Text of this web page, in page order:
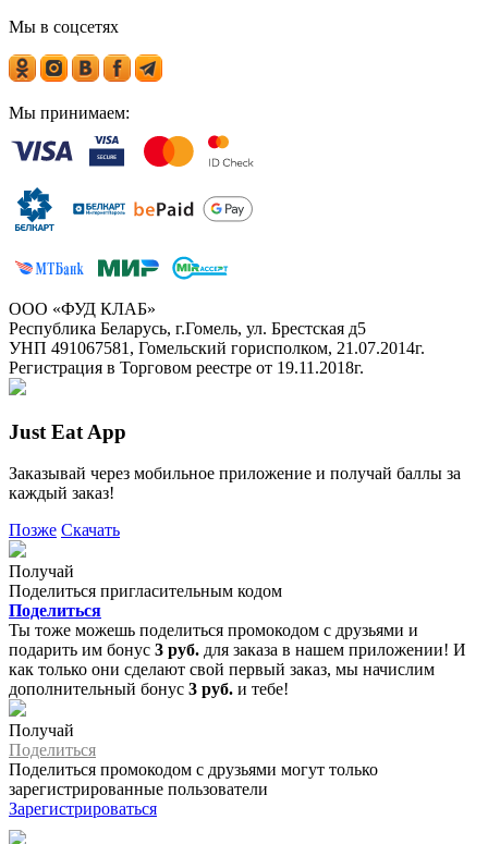
Мы в соцсетях
Мы принимаем:
ООО «ФУД КЛАБ»
Республика Беларусь, г.Гомель, ул. Брестская д5
УНП 491067581, Гомельский горисполком, 21.07.2014г.
Регистрация в Торговом реестре от 19.11.2018г.
Just Eat App
Заказывай через мобильное приложение и получай баллы за
каждый заказ!
Позже Скачать
Получай
Поделиться пригласительным кодом
Поделиться
Ты тоже можешь поделиться промокодом с друзьями и
подарить им бонус 3 руб. для заказа в нашем приложении! И
как только они сделают свой первый заказ, мы начислим
дополнительный бонус 3 руб. и тебе!
Получай
Поделиться
Поделиться промокодом с друзьями могут только
зарегистрированные пользователи
Зарегистрироваться